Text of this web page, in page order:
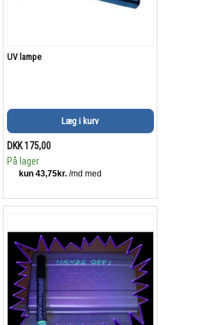
UV lampe
Læg i kurv
DKK 175,00
På lager